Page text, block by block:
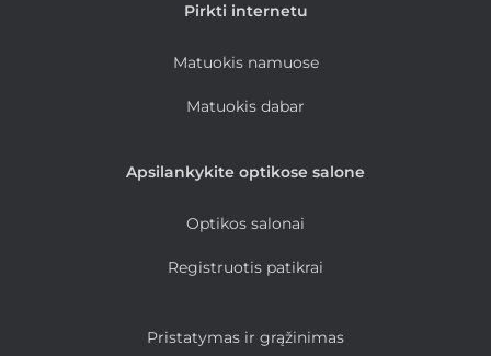
Pirkti internetu
Matuokis namuose
Matuokis dabar
Apsilankykite optikose salone
Optikos salonai
Registruotis patikrai
Pristatymas ir grąžinimas